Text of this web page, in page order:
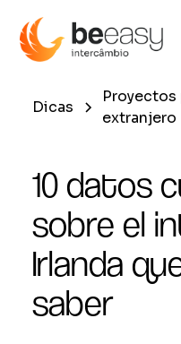
Dicas
extranjero
10 datos
sobre el
Irlanda
saber